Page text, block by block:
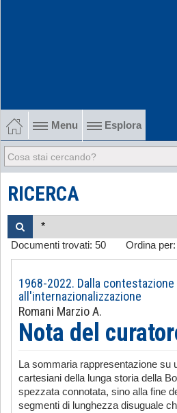
Menu Esplora
1902-1915 Gli esordi
1915-1945 Tra le due guerre
1945-1968 Dalla liberazione al '68
1968-2022 Dalla contestazione
-
RICERCA
Ordina per:
Documenti trovati: 50
1968-2022. Dalla contestazione
all'internazionalizzazione
Romani Marzio A.
Nota del
La sommaria rappresentazione su
cartesiani della lunga storia della
spezzata connotata, sino alla fine
segmenti di lunghezza disuguale